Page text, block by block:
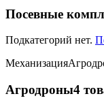
Посевные
Подкатегорий нет.
Механизация
Агродроны4